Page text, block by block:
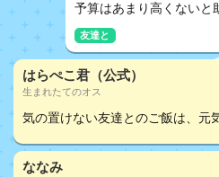
予算はあまり高くないと
友達と
はらぺこ君（公式）
生まれたてのオス
気の置けない友達とのご飯は、元
ななみ